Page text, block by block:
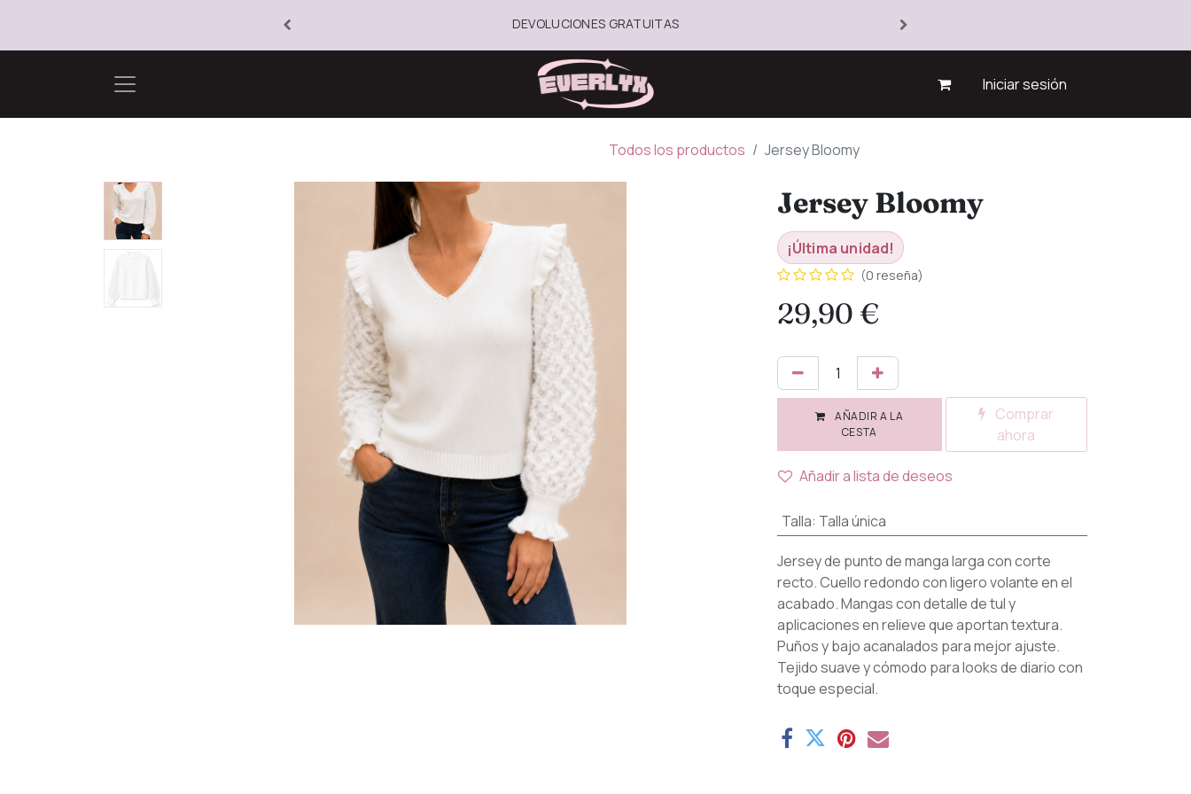
DEVOLUCIONES GRATUITAS
Iniciar sesión
Todos los productos Jersey Bloomy
Jersey Bloomy
¡Última unidad!
(0 reseña)
29,90 €
AÑADIR A LA
CESTA
Comprar
ahora
Añadir a lista de deseos
Talla: Talla única
Jersey de punto de manga larga con corte
recto. Cuello redondo con ligero volante en el
acabado. Mangas con detalle de tul y
aplicaciones en relieve que aportan textura.
Puños y bajo acanalados para mejor ajuste.
Tejido suave y cómodo para looks de diario con
toque especial.